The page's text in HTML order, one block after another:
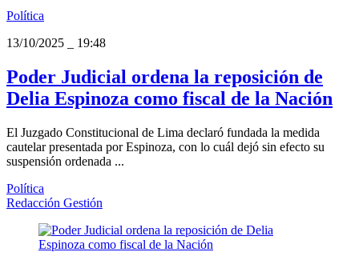
Política
13/10/2025
19:48
Poder Judicial ordena la reposición de
Delia Espinoza como fiscal de la Nación
El Juzgado Constitucional de Lima declaró fundada la medida
cautelar presentada por Espinoza, con lo cuál dejó sin efecto su
suspensión ordenada ...
Política
Redacción Gestión